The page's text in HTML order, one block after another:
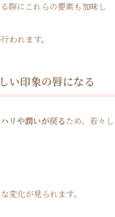
際にこれらの要素も加味し
われます。
い印象の唇になる
リや潤いが戻るため、若々し
変化が見られます。